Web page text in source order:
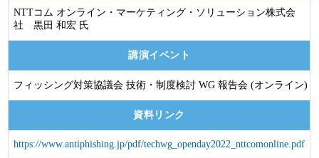
メンバー
入会案内
パンフレット
NTTコム オンライン・マーケティング・ソリューション株式会
社 黒田 和宏 氏
講演イベント
フィッシング対策協議会 技術・制度検討 WG 報告会 (オンライン)
資料リンク
https://www.antiphishing.jp/pdf/techwg_openday2022_nttcomonline.pdf